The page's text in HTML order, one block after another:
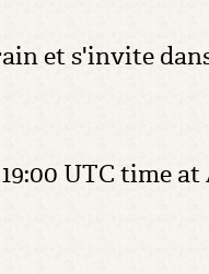
et s'invite
UTC time